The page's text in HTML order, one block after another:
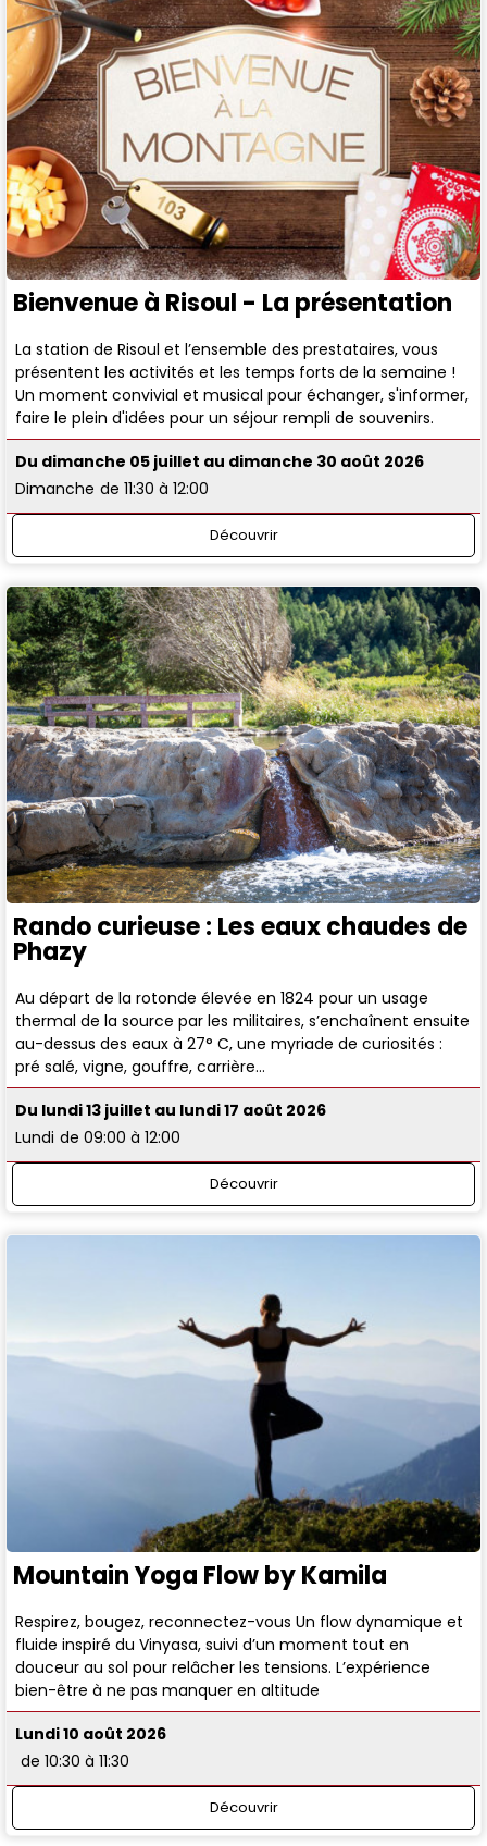
Bienvenue à Risoul - La présentation
La station de Risoul et l’ensemble des prestataires, vous
présentent les activités et les temps forts de la semaine !
Un moment convivial et musical pour échanger, s'informer,
faire le plein d'idées pour un séjour rempli de souvenirs.
Du dimanche 05 juillet au dimanche 30 août 2026
Dimanche de 11:30 à 12:00
Découvrir
Rando curieuse : Les eaux chaudes de
Phazy
Au départ de la rotonde élevée en 1824 pour un usage
thermal de la source par les militaires, s’enchaînent ensuite
au-dessus des eaux à 27° C, une myriade de curiosités :
pré salé, vigne, gouffre, carrière…
Du lundi 13 juillet au lundi 17 août 2026
Lundi de 09:00 à 12:00
Découvrir
Mountain Yoga Flow by Kamila
Respirez, bougez, reconnectez-vous Un flow dynamique et
fluide inspiré du Vinyasa, suivi d’un moment tout en
douceur au sol pour relâcher les tensions. L’expérience
bien-être à ne pas manquer en altitude
Lundi 10 août 2026
de 10:30 à 11:30
Découvrir